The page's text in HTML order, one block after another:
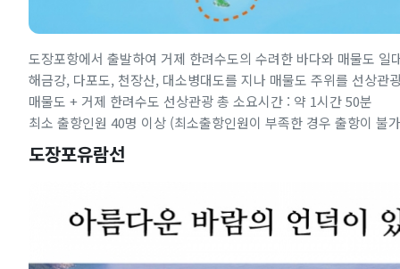
도장포항에서 출발하여 거제 한려수도의 수려한 바다와 매물도
해금강, 다포도, 천장산, 대소병대도를 지나 매물도 주위를 선상관
매물도 + 거제 한려수도 선상관광 총 소요시간 : 약 1시간 50분
최소 출항인원 40명 이상 (최소출항인원이 부족한 경우 출항이 불
도장포유람선